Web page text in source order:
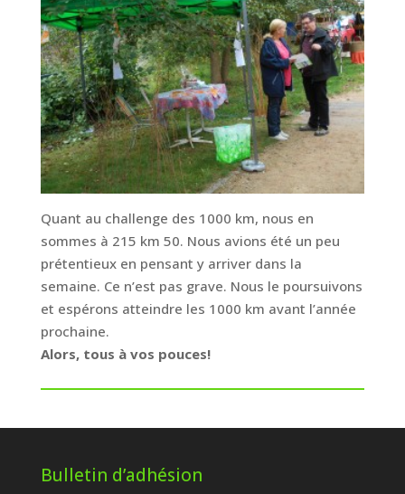
Quant au challenge des 1000 km, nous en
sommes à 215 km 50. Nous avions été un peu
prétentieux en pensant y arriver dans la
semaine. Ce n’est pas grave. Nous le poursuivons
et espérons atteindre les 1000 km avant l’année
prochaine.
Alors, tous à vos pouces!
Bulletin d’adhésion